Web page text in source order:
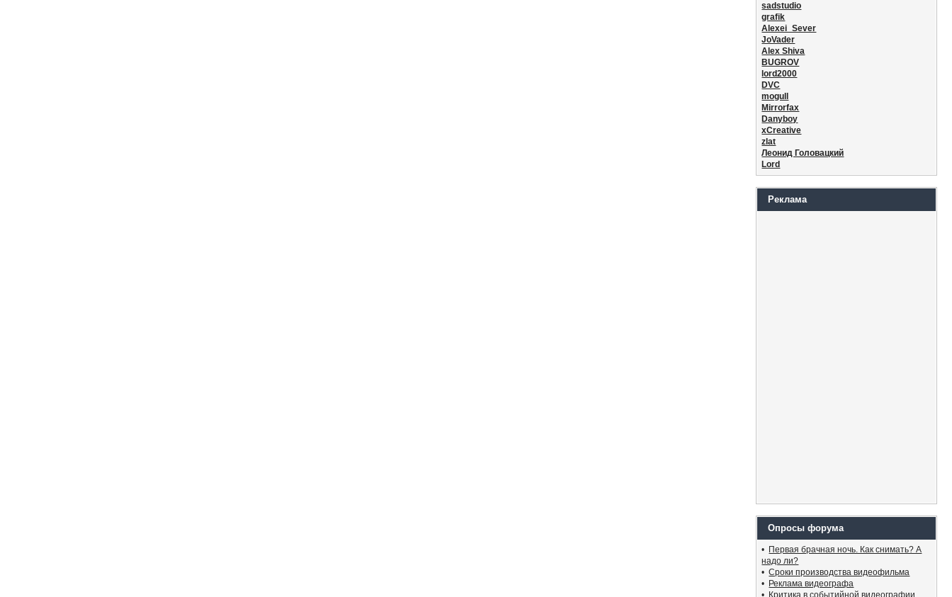
sadstudio
grafik
Alexei_Sever
JoVader
Alex Shiva
BUGROV
lord2000
DVC
mogull
Mirrorfax
Danyboy
xCreative
zlat
Леонид Головацкий
Lord
Реклама
Опросы форума
• Первая брачная ночь. Как снимать? А
надо ли?
•Сроки производства видеофильма
• Реклама видеографа
• Критика в событийной видеографии